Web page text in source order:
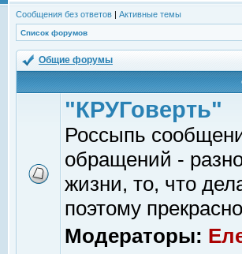
Сообщения без ответов | Активные темы
Список форумов
Общие форумы
"КРУГоверть"
Россыпь
обращений -
жизни, то, что
поэтому
Модераторы: